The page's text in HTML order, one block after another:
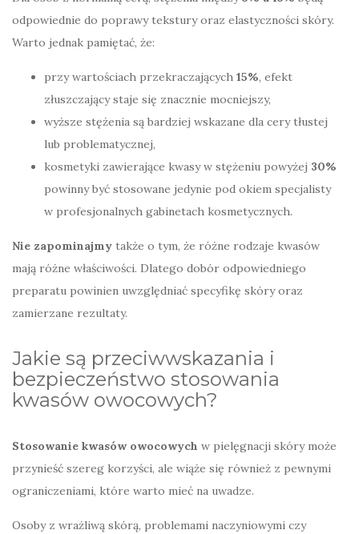
odpowiednie do poprawy tekstury oraz elastyczności skóry.
Warto jednak pamiętać, że:
przy wartościach przekraczających 15%, efekt
złuszczający staje się znacznie mocniejszy,
wyższe stężenia są bardziej wskazane dla cery tłustej
lub problematycznej,
kosmetyki zawierające kwasy w stężeniu powyżej 30%
powinny być stosowane jedynie pod okiem specjalisty
w profesjonalnych gabinetach kosmetycznych.
Nie zapominajmy także o tym, że różne rodzaje kwasów
mają różne właściwości. Dlatego dobór odpowiedniego
preparatu powinien uwzględniać specyfikę skóry oraz
zamierzane rezultaty.
Jakie są przeciwwskazania i
bezpieczeństwo stosowania
kwasów owocowych?
Stosowanie kwasów owocowych w pielęgnacji skóry może
przynieść szereg korzyści, ale wiąże się również z pewnymi
ograniczeniami, które warto mieć na uwadze.
Osoby z wrażliwą skórą, problemami naczyniowymi czy